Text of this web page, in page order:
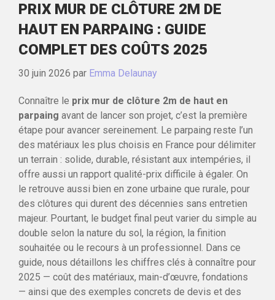
PRIX MUR DE CLÔTURE 2M DE
HAUT EN PARPAING : GUIDE
COMPLET DES COÛTS 2025
30 juin 2026 par Emma Delaunay
Connaître le prix mur de clôture 2m de haut en
parpaing avant de lancer son projet, c’est la première
étape pour avancer sereinement. Le parpaing reste l’un
des matériaux les plus choisis en France pour délimiter
un terrain : solide, durable, résistant aux intempéries, il
offre aussi un rapport qualité-prix difficile à égaler. On
le retrouve aussi bien en zone urbaine que rurale, pour
des clôtures qui durent des décennies sans entretien
majeur. Pourtant, le budget final peut varier du simple au
double selon la nature du sol, la région, la finition
souhaitée ou le recours à un professionnel. Dans ce
guide, nous détaillons les chiffres clés à connaître pour
2025 — coût des matériaux, main-d’œuvre, fondations
— ainsi que des exemples concrets de devis et des